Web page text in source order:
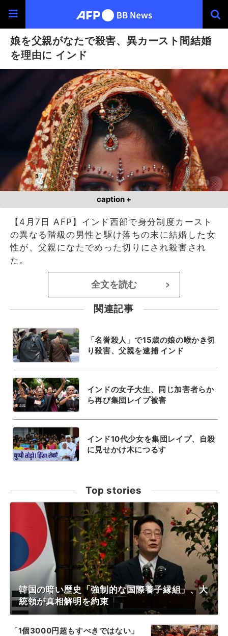
娘を父親がなたで殺害、異カースト間結婚
を理由に インド
caption +
【4月7日 AFP】インド西部で身分制度カースト
の異なる階級の男性と駆け落ちの末に結婚した女
性が、父親になたでめった切りにされ殺害され
た。
全文を読む >
関連記事
「名誉殺人」で15歳の娘の喉かき切
り殺害、父親を逮捕 インド
インドの女子大生、同じ加害者らか
ら再び集団レイプ被害
インド10代少女を集団レイプ、自殺
に見せかけ木につるす
Top stories
韓国の暗い歴史「強制的な国際養子縁組」、大
統領が真相解明を約束
「1個3000円超もすべきではない」